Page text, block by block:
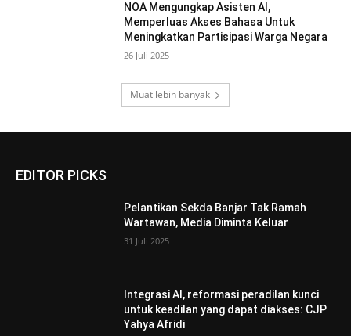
NOA Mengungkap Asisten AI,
Memperluas Akses Bahasa Untuk
Meningkatkan Partisipasi Warga Negara
26 Juli 2025
Muat lebih banyak
EDITOR PICKS
Pelantikan Sekda Banjar Tak Ramah
Wartawan, Media Diminta Keluar
31 Juli 2025
Integrasi AI, reformasi peradilan kunci
untuk keadilan yang dapat diakses: CJP
Yahya Afridi